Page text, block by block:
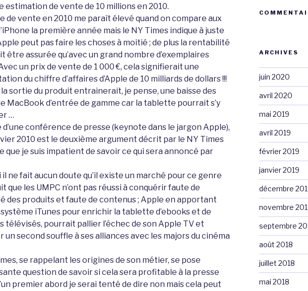
estimation de vente de 10 millions en 2010.
de vente en 2010 me paraît élevé quand on compare aux
la première année mais le NY Times indique à juste
peut pas faire les choses à moitié ; de plus la rentabilité
être assurée qu’avec un grand nombre d’exemplaires
un prix de vente de 1 000 €, cela signifierait une
du chiffre d’affaires d’Apple de 10 milliards de dollars !!!
la sortie du produit entrainerait, je pense, une baisse des
MacBook d’entrée de gamme car la tablette pourrait s’y
…
d’une conférence de presse (keynote dans le jargon Apple),
2010 est le deuxième argument décrit par le NY Times
que je suis impatient de savoir ce qui sera annoncé par
il ne fait aucun doute qu’il existe un marché pour ce genre
que les UMPC n’ont pas réussi à conquérir faute de
des produits et faute de contenus ; Apple en apportant
iTunes pour enrichir la tablette d’ebooks et de
télévisés, pourrait pallier l’échec de son Apple TV et
un second souffle à ses alliances avec les majors du cinéma
se rappelant les origines de son métier, se pose
question de savoir si cela sera profitable à la presse
premier abord je serai tenté de dire non mais cela peut
ARCHIVES
juin 2020
avril 2020
mai 2019
avril 2019
février 2019
janvier 2019
décembre
novembre
septembre
août 2018
juillet 2018
mai 2018